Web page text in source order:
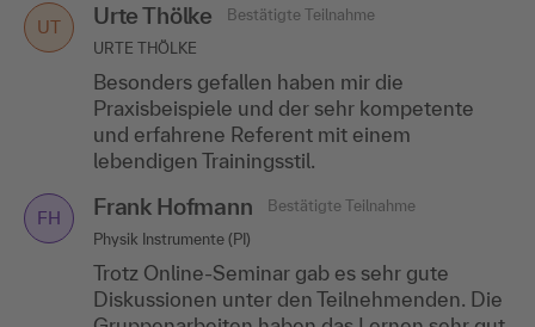
UT Urte Thölke
Bestätigte Teilnahme
URTE THÖLKE
Besonders gefallen haben mir die
Praxisbeispiele und der sehr kompetente
und erfahrene Referent mit einem
lebendigen Trainingsstil.
FH Frank Hofmann
Bestätigte Teilnahme
Physik Instrumente (PI)
Trotz Online-Seminar gab es sehr gute
Diskussionen unter den Teilnehmenden. Die